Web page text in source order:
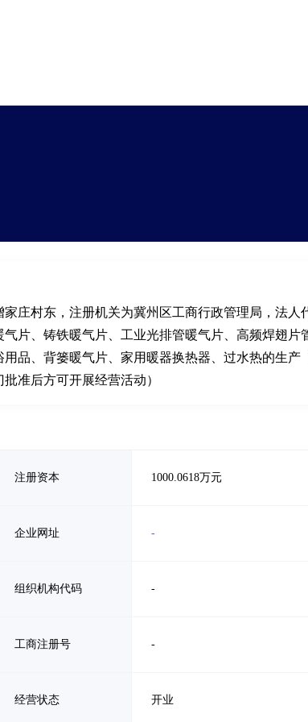
庄村东，注册机关为冀州区工商行政管理局，法人
片、铸铁暖气片、工业光排管暖气片、高频焊翅片
品、背篓暖气片、家用暖器换热器、过水热的生产
准后方可开展经营活动）
注册资本 1000.0618万元
企业网址 -
组织机构代码 -
工商注册号 -
经营状态 开业